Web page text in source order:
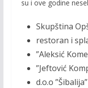
su i ove godine
Skupština
restoran i
”Aleksić
”Jeftović
d.o.o ”Šibalija”